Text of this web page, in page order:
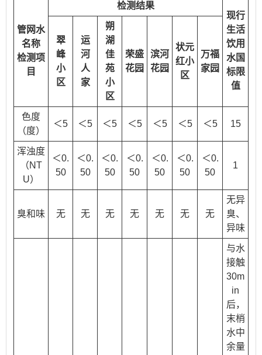
管网水
名称
检测项
目
检测结果
现行
生活
饮用
水国
标限
值
翠
峰
小
区
运
河
人
家
朔
湖
佳
苑
小
区
荣盛
花园
滨河
花园
状元
红小
区
万福
家园
色度
（度）
＜5 ＜5 ＜5 ＜5 ＜5 ＜5 ＜5 15
浑浊度
（NT
U）
＜0.
50
＜0.
50
＜0.
50
＜0.
50
＜0.
50
＜0.
50
＜0.
50
1
臭和味 无 无 无 无 无 无 无
无异
臭、
异味
与水
接触
30m
in
后，
末梢
水中
余量